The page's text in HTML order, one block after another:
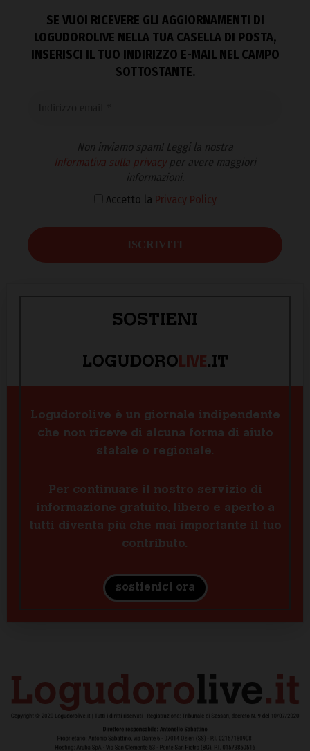
SE VUOI RICEVERE GLI AGGIORNAMENTI DI
LOGUDOROLIVE NELLA TUA CASELLA DI POSTA,
INSERISCI IL TUO INDIRIZZO E-MAIL NEL CAMPO
SOTTOSTANTE.
Non inviamo spam! Leggi la nostra
Informativa sulla privacyper avere maggiori
informazioni.
Accetto la Privacy Policy
SOSTIENI
LOGUDOROLIVE.IT
Logudorolive è un giornale indipendente
che non riceve di alcuna forma di aiuto
statale o regionale.
Per continuare il nostro servizio di
informazione gratuito, libero e aperto a
tutti diventa più che mai importante il tuo
contributo.
sostienici ora